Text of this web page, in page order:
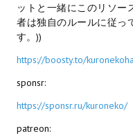
Моды
Divinity Original Sin
Dragon Age 2
Dragon Age: Inquisition
ットと一緒にこのリソー
者は独自のルールに従っ
す。))
https://boosty.to/
sponsr:
https://sponsr.ru/kuroneko/
patreon: